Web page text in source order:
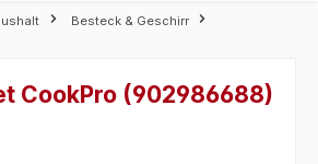
Besteck & Geschirr
CookPro (902986688)